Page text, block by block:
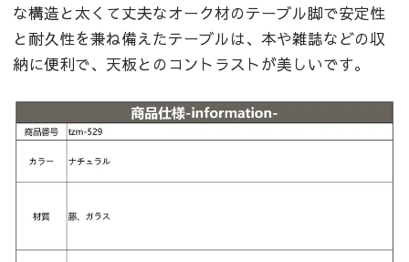
な構造と太くて丈夫なオーク材のテーブル脚で安定性
と耐久性を兼ね備えたテーブルは、本や雑誌などの収
納に便利で、天板とのコントラストが美しいです。